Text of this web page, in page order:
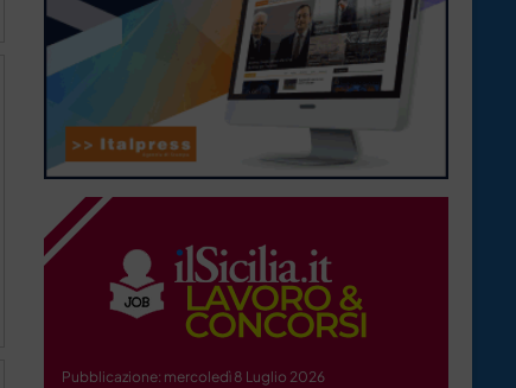
Pubblicazione: mercoledì 8 Luglio 2026